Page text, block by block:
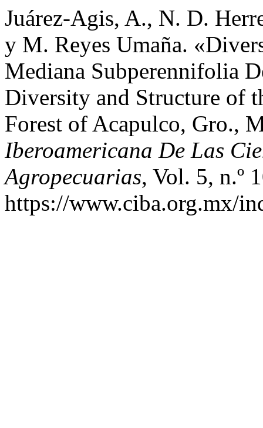
Juárez-Agis, A., N. D.
y M. Reyes Umaña.
Mediana Subperennifolia
Diversity and Structure of
Forest of Acapulco, Gro.,
Iberoamericana De Las
Agropecuarias, Vol. 5, n.º
https://www.ciba.org.mx/